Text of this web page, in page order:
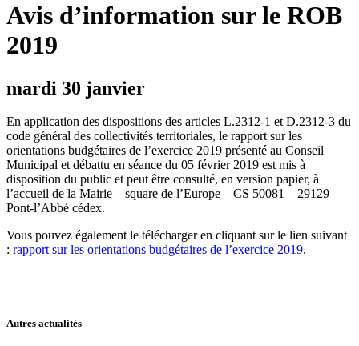
Avis d’information sur le ROB
2019
mardi 30 janvier
En application des dispositions des articles L.2312-1 et D.2312-3 du
code général des collectivités territoriales, le rapport sur les
orientations budgétaires de l’exercice 2019 présenté au Conseil
Municipal et débattu en séance du 05 février 2019 est mis à
disposition du public et peut être consulté, en version papier, à
l’accueil de la Mairie – square de l’Europe – CS 50081 – 29129
Pont-l’Abbé cédex.
Vous pouvez également le télécharger en cliquant sur le lien suivant
: rapport sur les orientations budgétaires de l’exercice 2019.
Autres actualités